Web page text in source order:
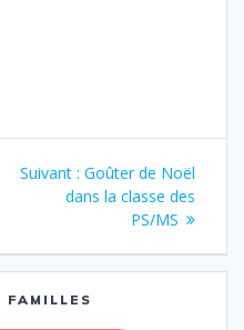
Suivant : Goûter de Noël
dans la classe des
PS/MS
FAMILLES